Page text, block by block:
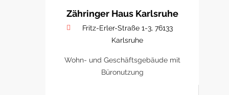
Zähringer Haus Karlsruhe
Fritz-Erler-Straße 1-3, 76133
Karlsruhe
Wohn- und Geschäftsgebäude mit
Büronutzung